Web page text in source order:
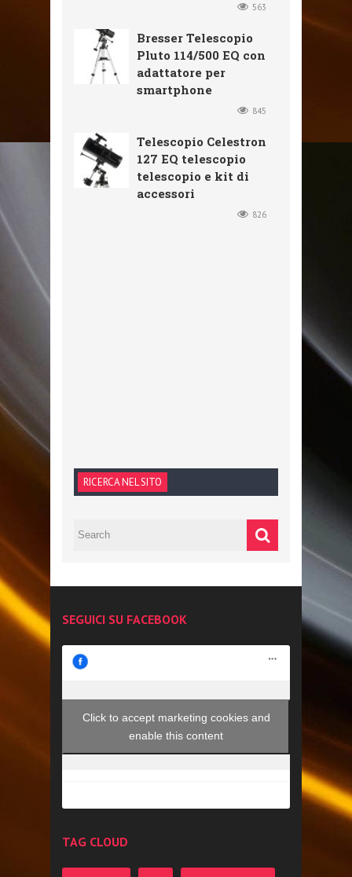
563
Bresser Telescopio
Pluto 114/500 EQ con
adattatore per
smartphone
845
Telescopio Celestron
127 EQ telescopio
telescopio e kit di
accessori
826
RICERCA NEL SITO
SEGUICI SU FACEBOOK
Click to accept marketing cookies and
enable this content
TAG CLOUD